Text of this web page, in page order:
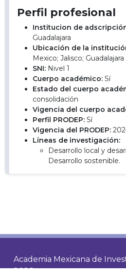
Perfil profesional
Institucion de
Guadalajara
Ubicación de la
Mexico; Jalisco; Guadalajara
SNI: Nivel 1
Cuerpo académico: Sí
Estado del cuerpo
consolidación
Vigencia del cuerpo
Perfil PRODEP: Sí
Vigencia del PRODEP:
Líneas de investigación:
Desarrollo local y
Desarrollo sostenible.
Academia Mexicana de
2026